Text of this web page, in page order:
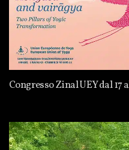
Congresso Zinal UEY dal 17